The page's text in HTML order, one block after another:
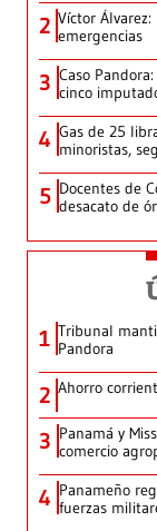
2 Víctor
emergencias
3 Caso
cinco
4 Gas de 25
minoristas,
5 Docentes de
desacato de
1 Tribunal
Pandora
2 Ahorro
3 Panamá y
comercio
4 Panameño
fuerzas